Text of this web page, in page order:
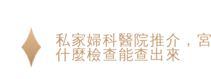
私家婦科醫院推介，
什麼檢查能查出來